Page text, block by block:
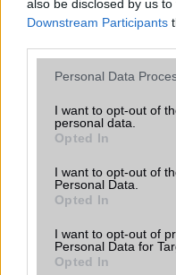
also be disclosed by us
Downstream Participants
Please note that this
not limited to your visit or
grant or deny consent to
use your data for below
consent section.
Personal Data
I want to opt-out of
personal data.
Opted In
I want to opt-out of
Personal Data.
Opted In
I want to opt-out of
Personal Data for
Opted In
SIM típus
SIM-ek száma
Terület
Brand
Limited Edition